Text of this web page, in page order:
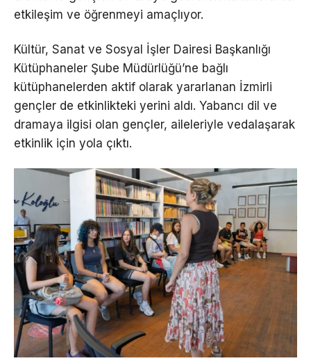
etkileşim ve öğrenmeyi amaçlıyor.
Kültür, Sanat ve Sosyal İşler Dairesi Başkanlığı
Kütüphaneler Şube Müdürlüğü’ne bağlı
kütüphanelerden aktif olarak yararlanan İzmirli
gençler de etkinlikteki yerini aldı. Yabancı dil ve
dramaya ilgisi olan gençler, aileleriyle vedalaşarak
etkinlik için yola çıktı.